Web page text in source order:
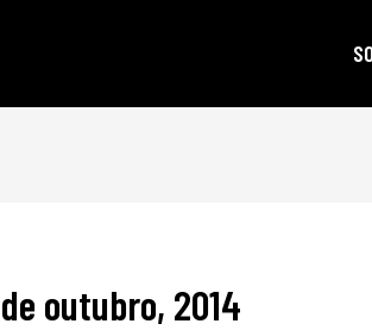
outubro, 2014